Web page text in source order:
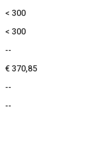
< 300
< 300
--
€ 370,85
--
--